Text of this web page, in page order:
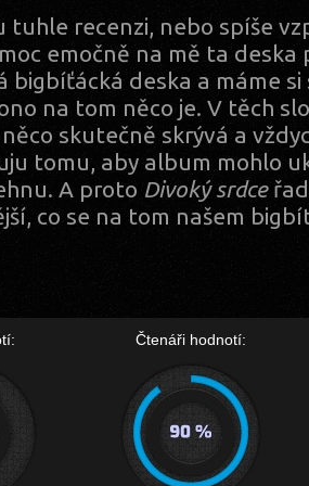
tuhle recenzi, nebo spíše
emočně na mě ta deska
bigbíťácká deska a máme si
na tom něco je. V těch
skutečně skrývá a
tomu, aby album mohlo
A proto Divoký srdce
co se na tom našem
Čtenáři hodnotí: